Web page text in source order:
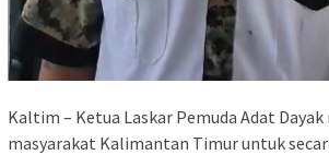
Kaltim – Ketua Laskar Pemuda Adat
masyarakat Kalimantan Timur untuk